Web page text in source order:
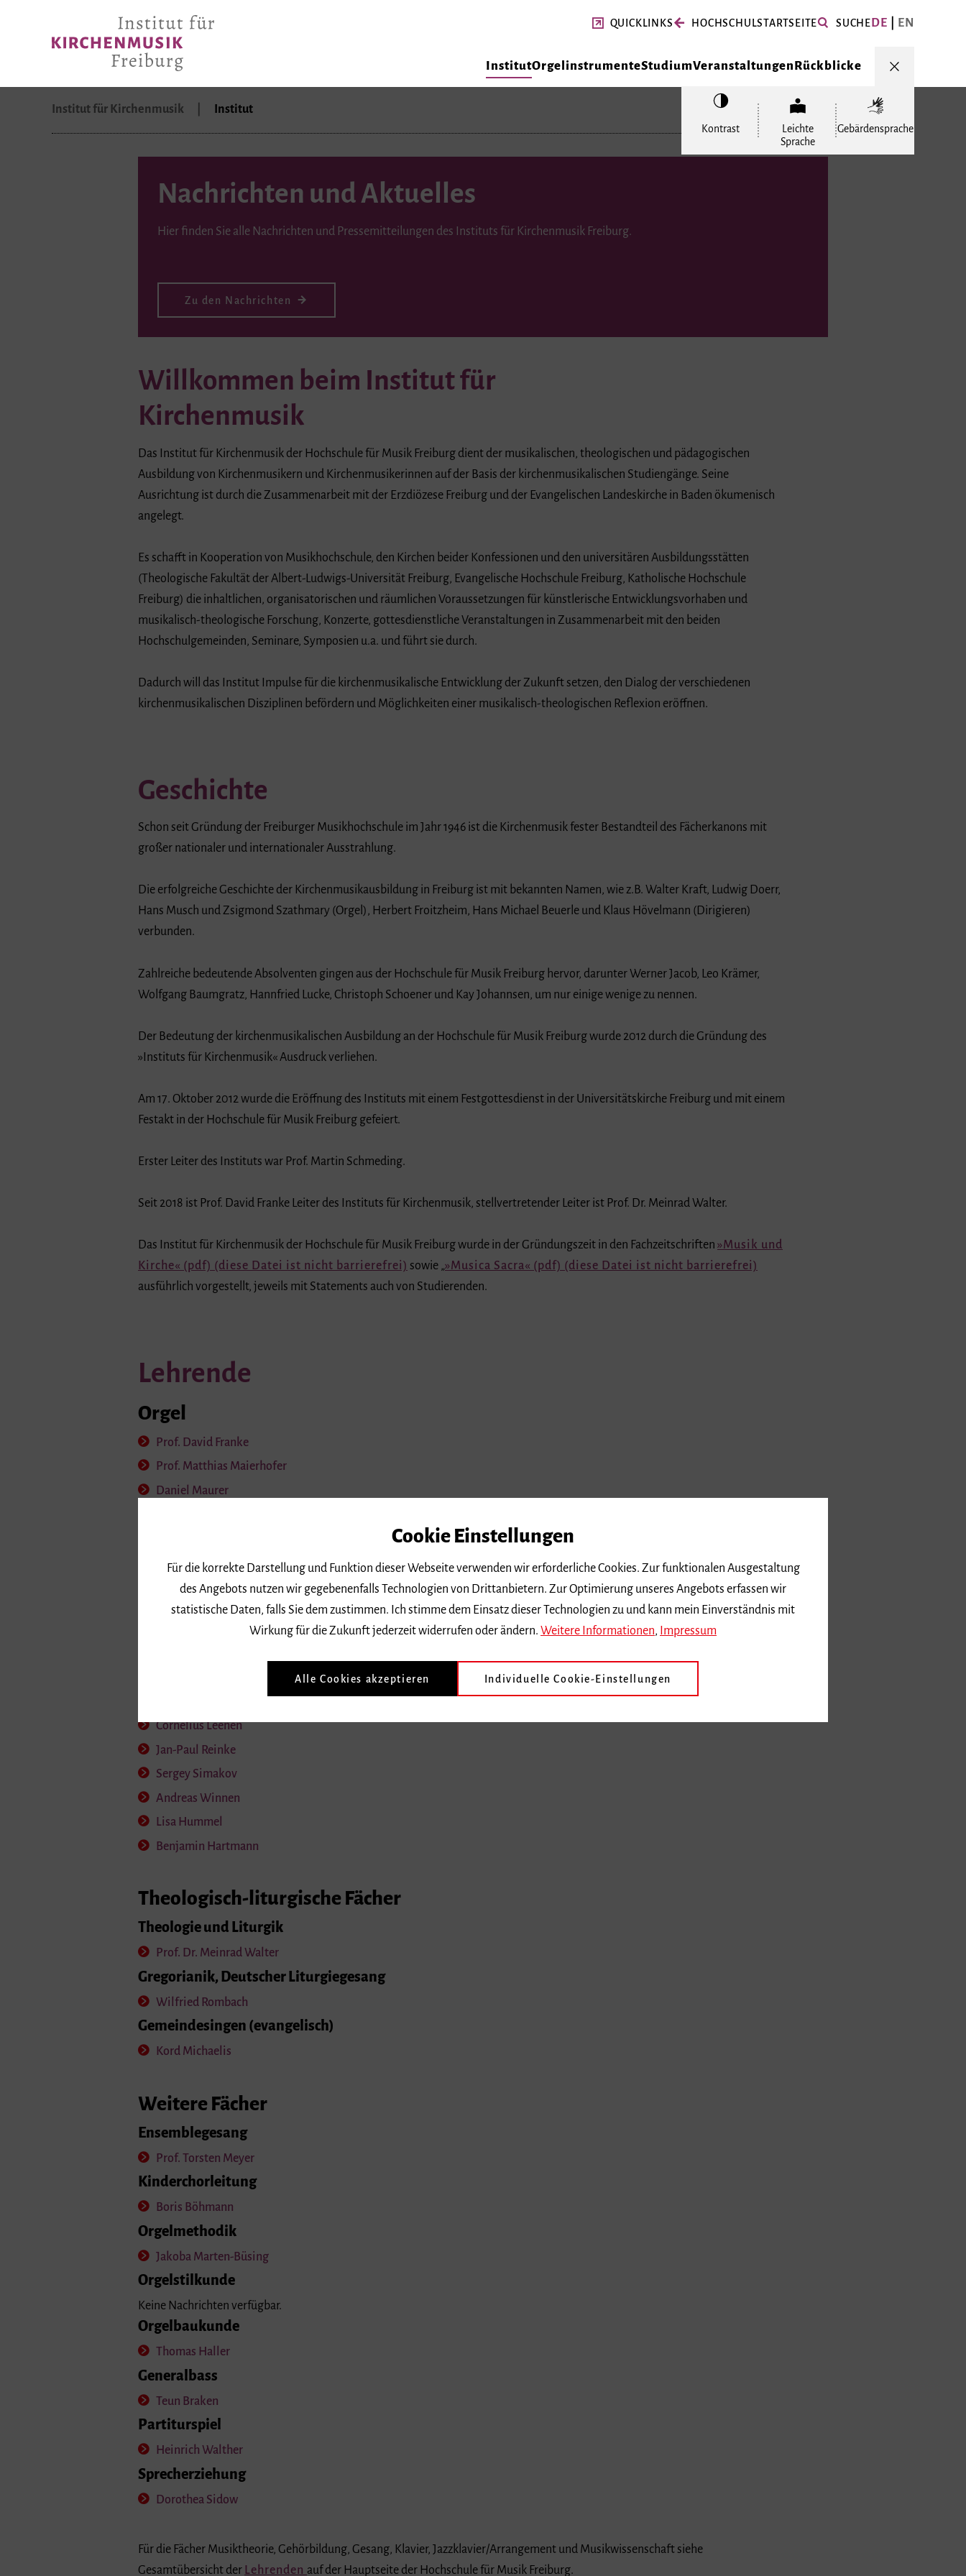
QUICKLINKS HOCHSCHULSTARTSEITE SUCHEDE EN
InstitutOrgelinstrumenteStudiumVeranstaltungenRückblicke
Kontrast
Leichte
Sprache
Gebärdensprache
Institut für Kirchenmusik Institut
Nachrichten und Aktuelles
Hier finden Sie alle Nachrichten und Pressemitteilungen des Instituts für Kirchenmusik Freiburg.
Zu den Nachrichten
Willkommen beim Institut für
Kirchenmusik
Das Institut für Kirchenmusik der Hochschule für Musik Freiburg dient der musikalischen, theologischen und pädagogischen
Ausbildung von Kirchenmusikern und Kirchenmusikerinnen auf der Basis der kirchenmusikalischen Studiengänge. Seine
Ausrichtung ist durch die Zusammenarbeit mit der Erzdiözese Freiburg und der Evangelischen Landeskirche in Baden ökumenisch
angelegt.
Es schafft in Kooperation von Musikhochschule, den Kirchen beider Konfessionen und den universitären Ausbildungsstätten
(Theologische Fakultät der Albert-Ludwigs-Universität Freiburg, Evangelische Hochschule Freiburg, Katholische Hochschule
Freiburg) die inhaltlichen, organisatorischen und räumlichen Voraussetzungen für künstlerische Entwicklungsvorhaben und
musikalisch-theologische Forschung, Konzerte, gottesdienstliche Veranstaltungen in Zusammenarbeit mit den beiden
Hochschulgemeinden, Seminare, Symposien u.a. und führt sie durch.
Dadurch will das Institut Impulse für die kirchenmusikalische Entwicklung der Zukunft setzen, den Dialog der verschiedenen
kirchenmusikalischen Disziplinen befördern und Möglichkeiten einer musikalisch-theologischen Reflexion eröffnen.
Geschichte
Schon seit Gründung der Freiburger Musikhochschule im Jahr 1946 ist die Kirchenmusik fester Bestandteil des Fächerkanons mit
großer nationaler und internationaler Ausstrahlung.
Die erfolgreiche Geschichte der Kirchenmusikausbildung in Freiburg ist mit bekannten Namen, wie z.B. Walter Kraft, Ludwig Doerr,
Hans Musch und Zsigmond Szathmary (Orgel), Herbert Froitzheim, Hans Michael Beuerle und Klaus Hövelmann (Dirigieren)
verbunden.
Zahlreiche bedeutende Absolventen gingen aus der Hochschule für Musik Freiburg hervor, darunter Werner Jacob, Leo Krämer,
Wolfgang Baumgratz, Hannfried Lucke, Christoph Schoener und Kay Johannsen, um nur einige wenige zu nennen.
Der Bedeutung der kirchenmusikalischen Ausbildung an der Hochschule für Musik Freiburg wurde 2012 durch die Gründung des
Instituts für Kirchenmusik Ausdruck verliehen.
Am 17. Oktober 2012 wurde die Eröffnung des Instituts mit einem Festgottesdienst in der Universitätskirche Freiburg und mit einem
Festakt in der Hochschule für Musik Freiburg gefeiert.
Erster Leiter des Instituts war Prof. Martin Schmeding.
Seit 2018 ist Prof. David Franke Leiter des Instituts für Kirchenmusik, stellvertretender Leiter ist Prof. Dr. Meinrad Walter.
Das Institut für Kirchenmusik der Hochschule für Musik Freiburg wurde in der Gründungszeit in den Fachzeitschriften
Musik und
Kirche
(pdf) (diese Datei ist nicht barrierefrei) sowie „ Musica Sacra
(pdf) (diese Datei ist nicht barrierefrei)
ausführlich vorgestellt, jeweils mit Statements auch von Studierenden.
Lehrende
Orgel
Prof. David Franke
Prof. Matthias Maierhofer
Daniel Maurer
Liturgisches Orgelspiel/Improvisation
Prof. David Franke
Julian Beutmiller
Chor- und Ensembleleitung
Cornelius Leenen
Jan-Paul Reinke
Sergey Simakov
Andreas Winnen
Lisa Hummel
Benjamin Hartmann
Theologisch-liturgische Fächer
Theologie und Liturgik
Prof. Dr. Meinrad Walter
Gregorianik, Deutscher Liturgiegesang
Wilfried Rombach
Gemeindesingen (evangelisch)
Kord Michaelis
Weitere Fächer
Ensemblegesang
Prof. Torsten Meyer
Kinderchorleitung
Boris Böhmann
Orgelmethodik
Jakoba Marten-Büsing
Orgelstilkunde
Keine Nachrichten verfügbar.
Orgelbaukunde
Thomas Haller
Generalbass
Teun Braken
Partiturspiel
Heinrich Walther
Sprecherziehung
Dorothea Sidow
Für die Fächer Musiktheorie, Gehörbildung, Gesang, Klavier, Jazzklavier/Arrangement und Musikwissenschaft siehe
Gesamtübersicht der Lehrenden auf der Hauptseite der Hochschule für Musik Freiburg.
Cookie Einstellungen
Für die korrekte Darstellung und Funktion dieser Webseite verwenden wir erforderliche Cookies. Zur funktionalen Ausgestaltung
des Angebots nutzen wir gegebenenfalls Technologien von Drittanbietern. Zur Optimierung unseres Angebots erfassen wir
statistische Daten, falls Sie dem zustimmen. Ich stimme dem Einsatz dieser Technologien zu und kann mein Einverständnis mit
Wirkung für die Zukunft jederzeit widerrufen oder ändern. Weitere Informationen, Impressum
Alle Cookies akzeptieren Individuelle Cookie-Einstellungen